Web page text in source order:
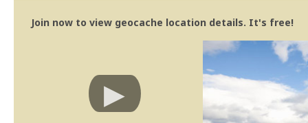
Join now to view geocache location details. It's free!